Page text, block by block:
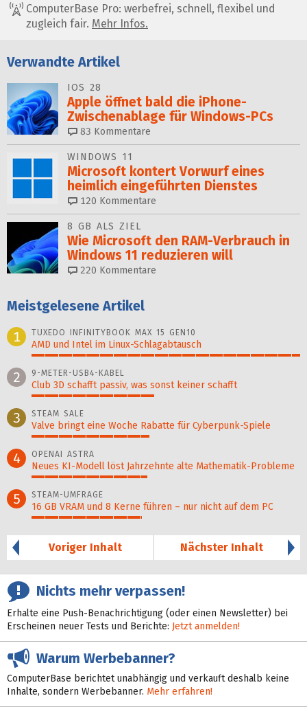
ComputerBase Pro: werbefrei, schnell, flexibel und
zugleich fair. Mehr Infos.
Verwandte Artikel
IOS 28
Apple öffnet bald die iPhone-
Zwischenablage für Windows-PCs
83 Kommentare
WINDOWS 11
Microsoft kontert Vorwurf eines
heimlich eingeführten Dienstes
120 Kommentare
8 GB ALS ZIEL
Wie Microsoft den RAM-Verbrauch in
Windows 11 reduzieren will
220 Kommentare
Meistgelesene Artikel
1
TUXEDO INFINITYBOOK MAX 15 GEN10
AMD und Intel im Linux-Schlagabtausch
100%
2 9-METER-USB4-KABEL
Club 3D schafft passiv, was sonst keiner schafft
46%
3 STEAM SALE
Valve bringt eine Woche Rabatte für Cyberpunk-Spiele
44%
4 OPENAI ASTRA
Neues KI-Modell löst Jahr­zehn­te alte Ma­thematik-Pro­ble­me
43%
5 STEAM-UMFRAGE
16 GB VRAM und 8 Kerne führen – nur nicht auf dem PC
41%
Voriger Inhalt
Nächster Inhalt
Nichts mehr verpassen!
Erhalte eine Push-Benachrichtigung (oder einen Newsletter) bei
Erscheinen neuer Tests und Berichte: Jetzt anmelden!
Warum Werbebanner?
ComputerBase berichtet unabhängig und verkauft deshalb keine
Inhalte, sondern Werbebanner. Mehr erfahren!